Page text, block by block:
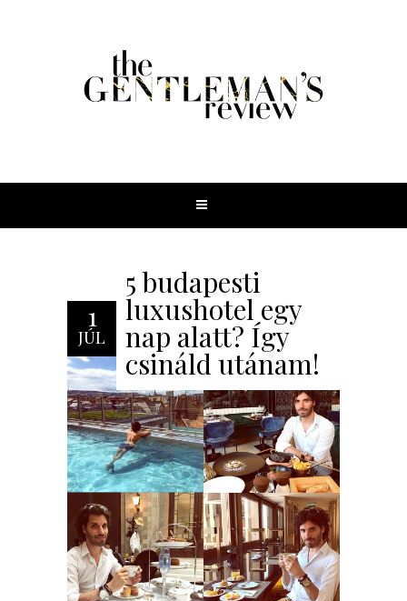
1
JÚL
5 budapesti
luxushotel egy
nap alatt? Így
csináld utánam!